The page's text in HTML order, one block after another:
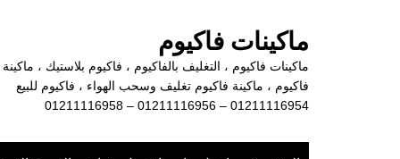
ماكينات فاكيوم
ماكينات فاكيوم ، التغليف بالفاكيوم ، فاكيوم بلاستيك ، ماكينة
فاكيوم ، ماكينة فاكيوم تغليف وسحب الهواء ، فاكيوم للبيع
01211116954 – 01211116956 – 01211116958